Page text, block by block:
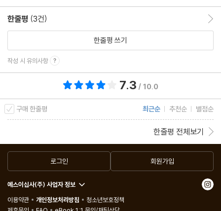
_이념 갈등의 해답을 태극에서 찾은 선각자, 시인 김지하
닫는 글 | “저의 글과 노래는 멈추지 않을 것입니다”
인물 연표
한줄평 (3건)
한줄평 쓰기
작성 시 유의사항
7.3 / 10.0
구매 한줄평 최근순 추천순 별점순
한줄평 전체보기
로그인 회원가입
예스이십사(주) 사업자 정보
이용약관
개인정보처리방침
청소년보호정책